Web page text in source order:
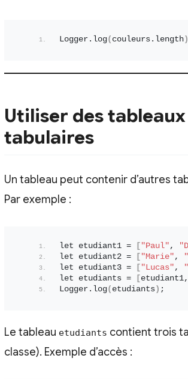
Logger. log( couleurs. length )
Utiliser des
tabulaires
Un tableau peut contenir d’autres
Par exemple :
let etudiant1 = [ "Paul" ,
let etudiant2 =
[ "Marie" ,
let etudiant3 =
[ "Lucas" ,
let etudiants =
[
Logger. log( etudiants ) ;
Le tableau etudiants contient trois
classe). Exemple d’accès :